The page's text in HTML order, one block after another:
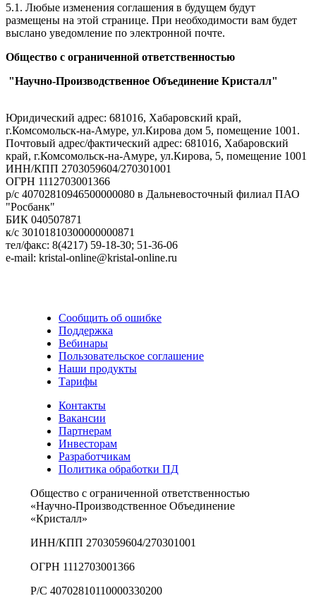
5.1. Любые изменения соглашения в будущем будут
размещены на этой странице. При необходимости вам будет
выслано уведомление по электронной почте.
Общество с ограниченной ответственностью
"Научно-Производственное Объединение Кристалл"
Юридический адрес: 681016, Хабаровский край,
г.Комсомольск-на-Амуре, ул.Кирова дом 5, помещение 1001.
Почтовый адрес/фактический адрес: 681016, Хабаровский
край, г.Комсомольск-на-Амуре, ул.Кирова, 5, помещение 1001
ИНН/КПП 2703059604/270301001
ОГРН 1112703001366
р/с 40702810946500000080 в Дальневосточный филиал ПАО
"Росбанк"
БИК 040507871
к/с 30101810300000000871
тел/факс: 8(4217) 59-18-30; 51-36-06
e-mail: kristal-online@kristal-online.ru
Сообщить об ошибке
Поддержка
Вебинары
Пользовательское соглашение
Наши продукты
Тарифы
Контакты
Вакансии
Партнерам
Инвесторам
Разработчикам
Политика обработки ПД
Общество с ограниченной ответственностью
«Научно-Производственное Объединение
«Кристалл»
ИНН/КПП 2703059604/270301001
ОГРН 1112703001366
Р/С 40702810110000330200